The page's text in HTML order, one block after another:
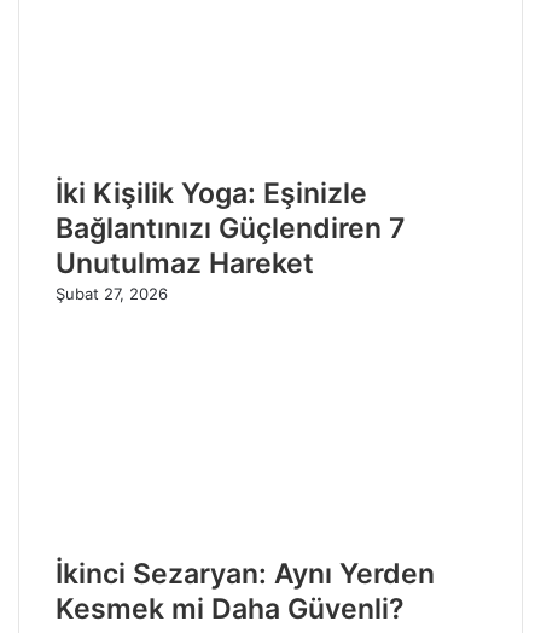
İki Kişilik Yoga: Eşinizle
Bağlantınızı Güçlendiren 7
Unutulmaz Hareket
Şubat 27, 2026
İkinci Sezaryan: Aynı Yerden
Kesmek mi Daha Güvenli?